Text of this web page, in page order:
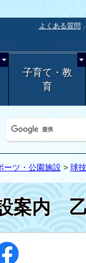
よくある質問
子育て・教
育
ーツ・公園施設 > 球
案内